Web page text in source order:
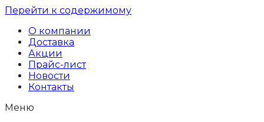
Перейти к содержимому
О компании
Доставка
Акции
Прайс-лист
Новости
Контакты
Меню